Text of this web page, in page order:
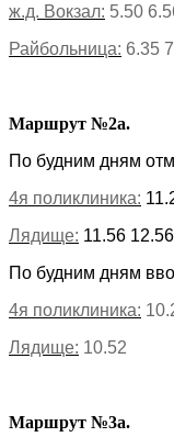
ж.д. Вокзал: 5.50
Райбольница: 6.35
Маршрут №2а.
По будним дням
4я поликлиника:
Лядище: 11.56
По будним дням
4я поликлиника:
Лядище: 10.52
Маршрут №3а.